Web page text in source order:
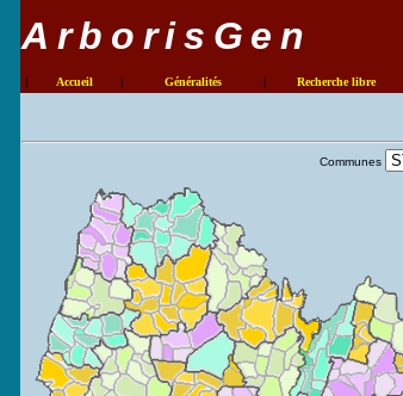
ArborisGen
| Accueil | Généralités | Recherche libre
Communes